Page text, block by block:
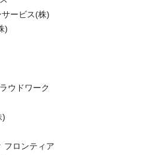
ービス(株)
)
ウドワーク
)
フロンティア